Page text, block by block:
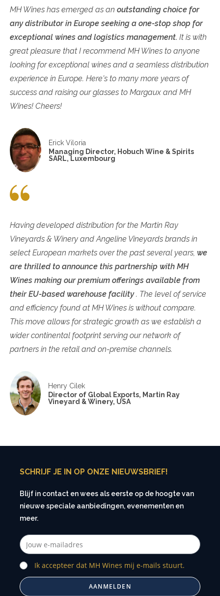
MH Wines has emerged as an outstanding choice for
any distributor in Europe seeking a one-stop shop for
exceptional wines and logistics management. It is with
great pleasure that I recommend MH Wines to anyone
looking for exceptional wines and a seamless distribution
experience in Europe. Here's to many more years of
success and raising our glasses to Margaux and MH
Wines! Cheers!
Erick Viloria
Managing Director, Hobuch Wine & Spirits
SARL, Luxembourg
Having developed distribution for the Martin Ray
Vineyards & Winery and Angeline Vineyards brands in
select European markets over the past several years, we
are thrilled to announce this partnership with MH
Wines making our premium offerings available from
their EU-based warehouse facility. The level of service
and efficiency found at MH Wines is without compare.
This move allows for strategic growth as we establish a
wider continental footprint serving our network of
partners in the retail and on-premise channels.
Henry Cilek
Director of Global Exports, Martin Ray
Vineyard & Winery, USA
SCHRIJF JE IN OP ONZE NIEUWSBRIEF!
Blijf in contact en wees als eerste op de hoogte van
nieuwe speciale aanbiedingen, evenementen en
meer.
Ik accepteer dat MH Wines mij e-mails stuurt.
AANMELDEN